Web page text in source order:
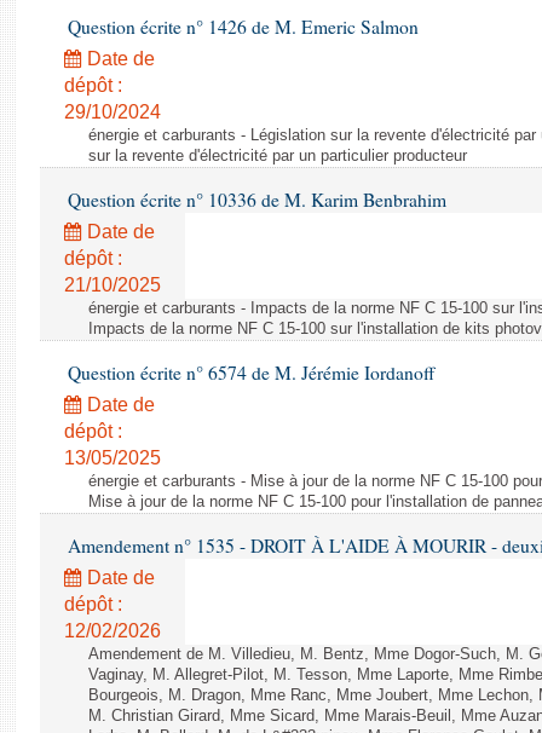
Question écrite n° 1426 de M. Emeric Salmon
Date de
dépôt :
29/10/2024
énergie et carburants - Législation sur la revente d'électricité
sur la revente d'électricité par un particulier producteur
Question écrite n° 10336 de M. Karim Benbrahim
Date de
dépôt :
21/10/2025
énergie et carburants - Impacts de la norme NF C 15-100 sur
Impacts de la norme NF C 15-100 sur l'installation de kits
Question écrite n° 6574 de M. Jérémie Iordanoff
Date de
dépôt :
13/05/2025
énergie et carburants - Mise à jour de la norme NF C 15-100
Mise à jour de la norme NF C 15-100 pour l'installation de
Amendement n° 1535 - DROIT À L'AIDE À MOURIR -
Date de
dépôt :
12/02/2026
Amendement de M. Villedieu, M. Bentz, Mme Dogor-Such, M.
Vaginay, M. Allegret-Pilot, M. Tesson, Mme Laporte, Mme
Bourgeois, M. Dragon, Mme Ranc, Mme Joubert, Mme
M. Christian Girard, Mme Sicard, Mme Marais-Beuil, Mme